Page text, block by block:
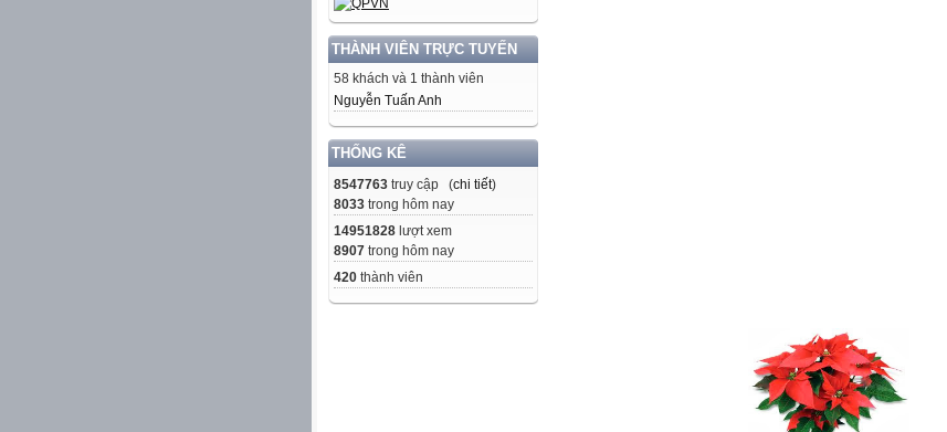
THÀNH VIÊN TRỰC TUYẾN
58 khách và 1 thành viên
Nguyễn Tuấn Anh
THỐNG KÊ
8547763 truy cập (chi tiết)
8033 trong hôm nay
14951828 lượt xem
8907 trong hôm nay
420 thành viên